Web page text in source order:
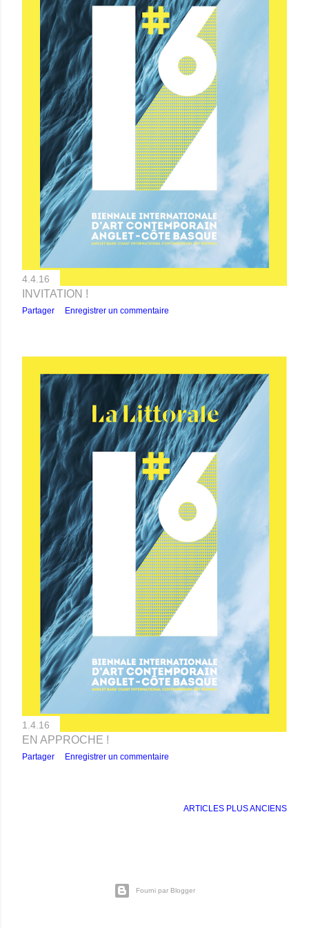
4.4.16
INVITATION !
Partager Enregistrer un commentaire
1.4.16
EN APPROCHE !
Partager Enregistrer un commentaire
ARTICLES PLUS ANCIENS
Fourni par Blogger